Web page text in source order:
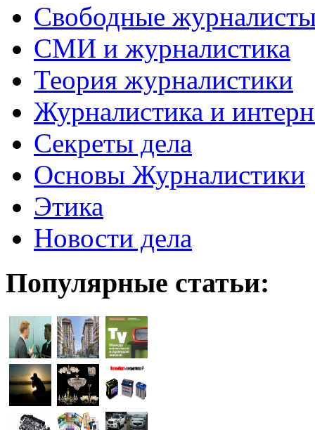
Свободные
СМИ и журналистика
Теория журналистики
Журналистика и
Секреты дела
Основы Журналистики
Этика
Новости дела
Популярные статьи: